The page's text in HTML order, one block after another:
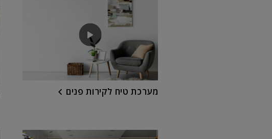
מערכת טיח לקירות פנים